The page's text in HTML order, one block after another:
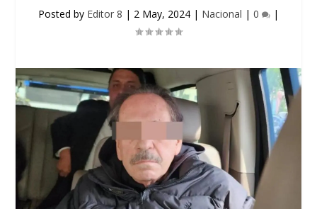
Posted by Editor 8 | 2 May, 2024 | Nacional | 0 |